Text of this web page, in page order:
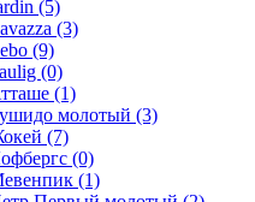
(5)
(3)
(9)
(0)
(1)
молотый (3)
(7)
(0)
(1)